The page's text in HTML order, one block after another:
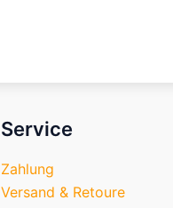
Service
Zahlung
Versand & Retoure